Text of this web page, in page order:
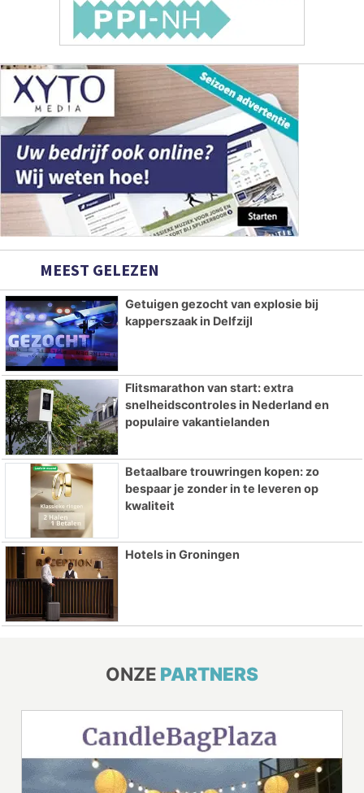
MEEST GELEZEN
Getuigen gezocht van explosie bij
kapperszaak in Delfzijl
Flitsmarathon van start: extra
snelheidscontroles in Nederland en
populaire vakantielanden
Betaalbare trouwringen kopen: zo
bespaar je zonder in te leveren op
kwaliteit
Hotels in Groningen
ONZE PARTNERS